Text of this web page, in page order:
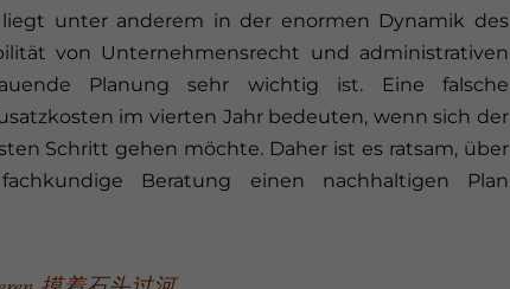
unter anderem in der enormen Dynamik des
von Unternehmensrecht und administrativen
Planung sehr wichtig ist. Eine falsche
im vierten Jahr bedeuten, wenn sich der
Schritt gehen möchte. Daher ist es ratsam, über
Beratung einen nachhaltigen Plan